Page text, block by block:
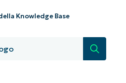
Knowledge Base
Ricerca
carta di credito e si ha